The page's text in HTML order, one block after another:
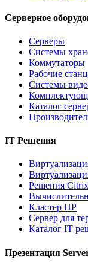
Серверное
Серверы
Системы
Коммутаторы
Рабочие
Системы
Каталог
IT Решения
Решения Citrix
Кластер HP
Сервер для
Каталог IT
Презентация